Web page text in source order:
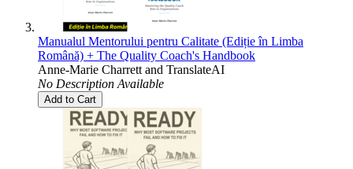
Manualul Mentorului pentru Calitate (Ediție în Limba
Română) + The Quality Coach's Handbook
Anne-Marie Charrett and TranslateAI
No Description Available
Add to Cart